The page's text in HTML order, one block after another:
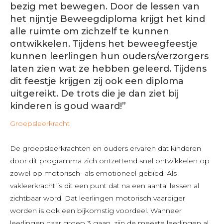
bezig met bewegen. Door de lessen van
het nijntje Beweegdiploma krijgt het kind
alle ruimte om zichzelf te kunnen
ontwikkelen. Tijdens het beweegfeestje
kunnen leerlingen hun ouders/verzorgers
laten zien wat ze hebben geleerd. Tijdens
dit feestje krijgen zij ook een diploma
uitgereikt. De trots die je dan ziet bij
kinderen is goud waard!”
Groepsleerkracht
De groepsleerkrachten en ouders ervaren dat kinderen
door dit programma zich ontzettend snel ontwikkelen op
zowel op motorisch- als emotioneel gebied. Als
vakleerkracht is dit een punt dat na een aantal lessen al
zichtbaar word. Dat leerlingen motorisch vaardiger
worden is ook een bijkomstig voordeel. Wanneer